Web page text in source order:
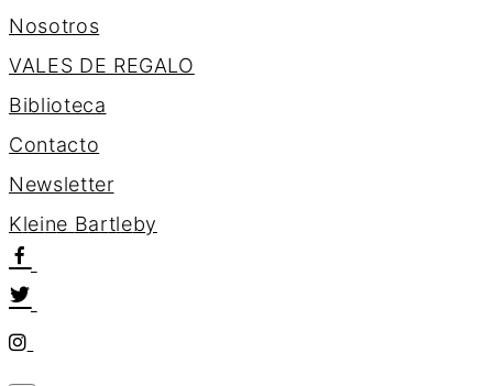
Nosotros
VALES DE REGALO
Biblioteca
Contacto
Newsletter
Kleine Bartleby